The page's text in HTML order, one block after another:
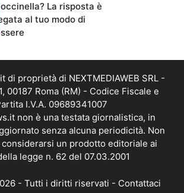
La risposta è
al tuo modo di
di proprietà di NEXTMEDIAWEB SRL -
00187 Roma (RM) - Codice Fiscale e
I.V.A. 09689341007
non è una testata giornalistica, in
senza alcuna periodicità. Non
un prodotto editoriale ai
legge n. 62 del 07.03.2001
- Tutti i diritti riservati - Contattaci